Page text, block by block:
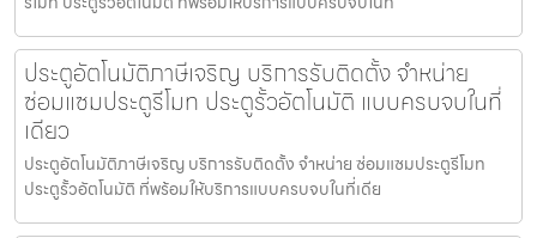
ประตูอัตโนมัติภาษีเจริญ บริการรับติดตั้ง จำหน่าย
ซ่อมแซมประตูรีโมท ประตูรั้วอัตโนมัติ แบบครบจบในที่
เดียว
ประตูอัตโนมัติภาษีเจริญ บริการรับติดตั้ง จำหน่าย ซ่อมแซมประตูรีโมท
ประตูรั้วอัตโนมัติ ที่พร้อมให้บริการแบบครบจบในที่เดีย